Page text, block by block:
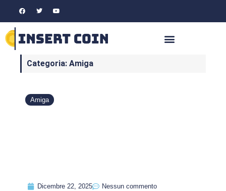
Categoria: Amiga
Amiga
Dicembre 22, 2025 Nessun commento